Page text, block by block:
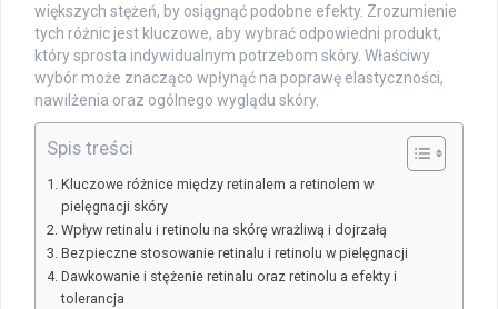
większych stężeń, by osiągnąć podobne efekty. Zrozumienie
tych różnic jest kluczowe, aby wybrać odpowiedni produkt,
który sprosta indywidualnym potrzebom skóry. Właściwy
wybór może znacząco wpłynąć na poprawę elastyczności,
nawilżenia oraz ogólnego wyglądu skóry.
Spis treści
Kluczowe różnice między retinalem a retinolem w
pielęgnacji skóry
Wpływ retinalu i retinolu na skórę wrażliwą i dojrzałą
Bezpieczne stosowanie retinalu i retinolu w pielęgnacji
Dawkowanie i stężenie retinalu oraz retinolu a efekty i
tolerancja